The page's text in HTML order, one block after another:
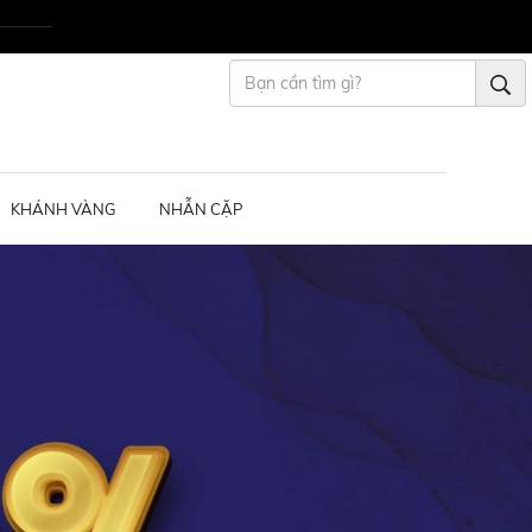
KHÁNH VÀNG NHẪN CẶP